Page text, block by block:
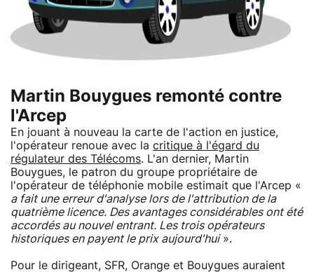
Martin Bouygues remonté contre
l'Arcep
En jouant à nouveau la carte de l'action en justice,
l'opérateur renoue avec la critique à l'égard du
régulateur des Télécoms. L'an dernier, Martin
Bouygues, le patron du groupe propriétaire de
l'opérateur de téléphonie mobile estimait que l'Arcep «
a fait une erreur d'analyse lors de l'attribution de la
quatrième licence. Des avantages considérables ont été
accordés au nouvel entrant. Les trois opérateurs
historiques en payent le prix aujourd'hui».
Pour le dirigeant, SFR, Orange et Bouygues auraient